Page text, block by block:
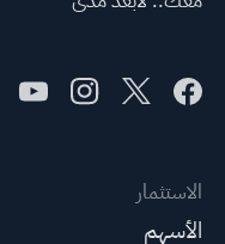
الاستثمار
الأسهم